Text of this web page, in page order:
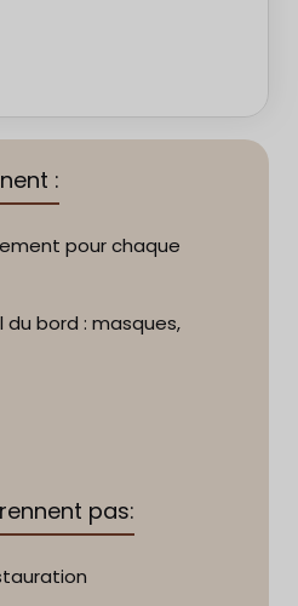
:
pour chaque
du bord : masques,
pas: